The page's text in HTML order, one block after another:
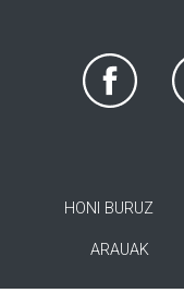
HONI BURUZ
ARAUAK